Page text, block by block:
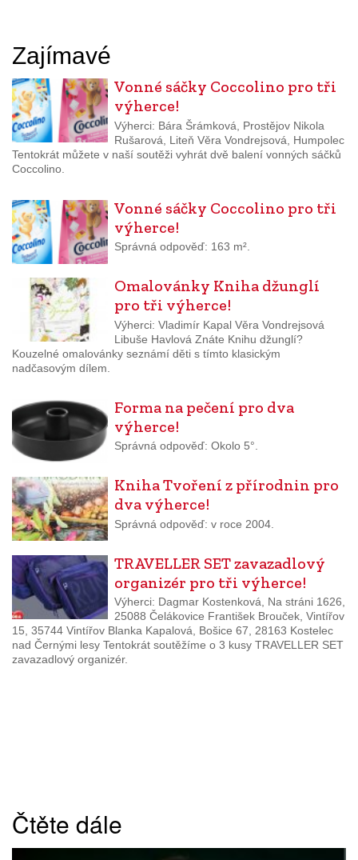
Zajímavé
Vonné sáčky Coccolino pro tři
výherce!
Výherci: Bára Šrámková, Prostějov Nikola
Rušarová, Liteň Věra Vondrejsová, Humpolec
Tentokrát můžete v naší soutěži vyhrát dvě balení vonných sáčků
Coccolino.
Vonné sáčky Coccolino pro tři
výherce!
Správná odpověď: 163 m².
Omalovánky Kniha džunglí
pro tři výherce!
Výherci: Vladimír Kapal Věra Vondrejsová
Libuše Havlová Znáte Knihu džunglí?
Kouzelné omalovánky seznámí děti s tímto klasickým
nadčasovým dílem.
Forma na pečení pro dva
výherce!
Správná odpověď: Okolo 5°.
Kniha Tvoření z přírodnin pro
dva výherce!
Správná odpověď: v roce 2004.
TRAVELLER SET zavazadlový
organizér pro tři výherce!
Výherci: Dagmar Kostenková, Na stráni 1626,
25088 Čelákovice František Brouček, Vintířov
15, 35744 Vintířov Blanka Kapalová, Bošice 67, 28163 Kostelec
nad Černými lesy Tentokrát soutěžíme o 3 kusy TRAVELLER SET
zavazadlový organizér.
Čtěte dále